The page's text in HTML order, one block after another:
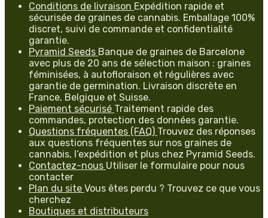
Conditions de livraison Expédition rapide et
sécurisée de graines de cannabis. Emballage 100%
discret, suivi de commande et confidentialité
garantie.
Pyramid Seeds Banque de graines de Barcelone
avec plus de 20 ans de sélection maison : graines
féminisées, à autofloraison et régulières avec
garantie de germination. Livraison discrète en
France, Belgique et Suisse.
Paiement sécurisé Traitement rapide des
commandes, protection des données garantie.
Questions fréquentes (FAQ) Trouvez des réponses
aux questions fréquentes sur nos graines de
cannabis, l’expédition et plus chez Pyramid Seeds.
Contactez-nous Utiliser le formulaire pour nous
contacter
Plan du site Vous êtes perdu ? Trouvez ce que vous
cherchez
Boutiques et distributeurs